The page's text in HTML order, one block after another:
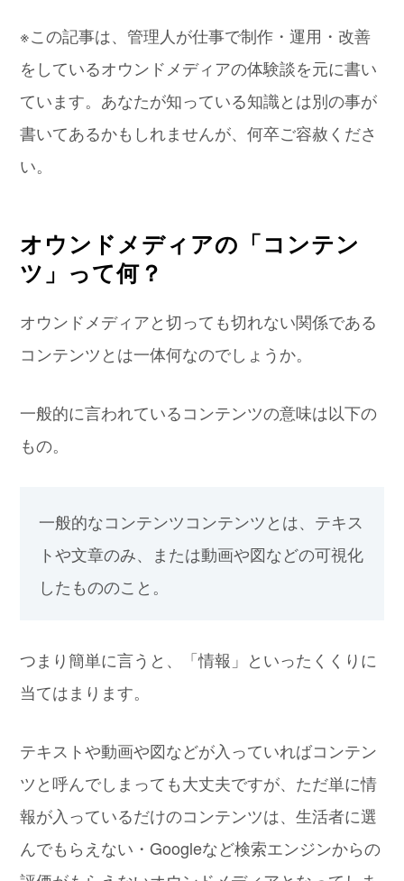
※この記事は、管理人が仕事で制作・運用・改善
をしているオウンドメディアの体験談を元に書い
ています。あなたが知っている知識とは別の事が
書いてあるかもしれませんが、何卒ご容赦くださ
い。
オウンドメディアの「コンテン
ツ」って何？
オウンドメディアと切っても切れない関係である
コンテンツとは一体何なのでしょうか。
一般的に言われているコンテンツの意味は以下の
もの。
一般的なコンテンツコンテンツとは、テキス
トや文章のみ、または動画や図などの可視化
したもののこと。
つまり簡単に言うと、「情報」といったくくりに
当てはまります。
テキストや動画や図などが入っていればコンテン
ツと呼んでしまっても大丈夫ですが、ただ単に情
報が入っているだけのコンテンツは、生活者に選
んでもらえない・Googleなど検索エンジンからの